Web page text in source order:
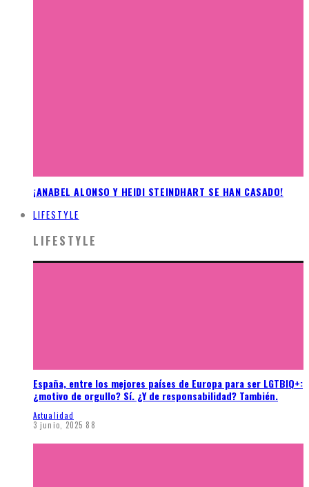
¡ANABEL ALONSO Y HEIDI STEINDHART SE HAN CASADO!
LIFESTYLE
LIFESTYLE
España, entre los mejores países de Europa para ser LGTBIQ+:
¿motivo de orgullo? Sí. ¿Y de responsabilidad? También.
Actualidad
3 junio, 2025 88